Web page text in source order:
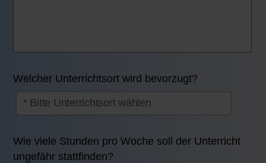
Welcher Unterrichtsort wird bevorzugt?
Wie viele Stunden pro Woche soll der Unterricht
ungefähr stattfinden?